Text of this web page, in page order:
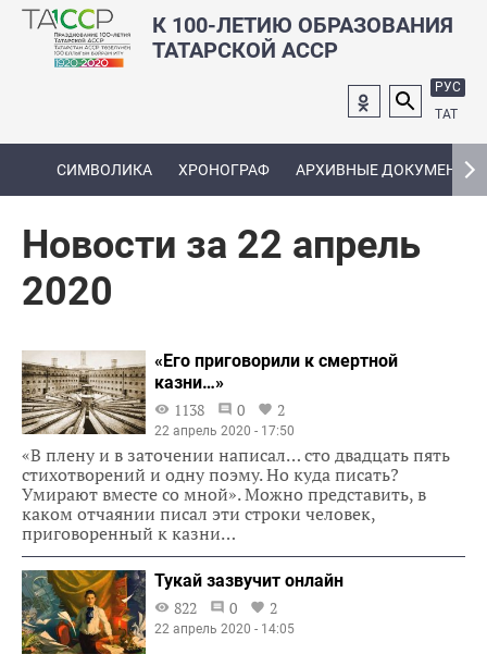
К 100-ЛЕТИЮ ОБРАЗОВАНИЯ
ТАТАРСКОЙ АССР
РУС
ТАТ
СИМВОЛИКА ХРОНОГРАФ АРХИВНЫЕ ДОКУМЕНТЫ
Новости за 22 апрель
2020
«Его приговорили к смертной
казни…»
1138
0 2
22 апрель 2020 - 17:50
«В плену и в заточении написал… сто двадцать пять
стихотворений и одну поэму. Но куда писать?
Умирают вместе со мной». Можно представить, в
каком отчаянии писал эти строки человек,
приговоренный к казни…
Тукай зазвучит онлайн
822
0 2
22 апрель 2020 - 14:05